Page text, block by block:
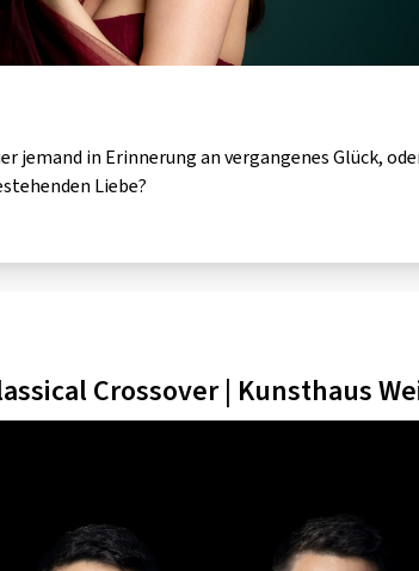
jemand in Erinnerung an vergangenes Glück,
Liebe?
Crossover | Kunsthaus